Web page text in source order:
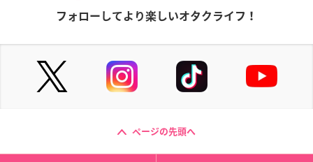
フォローしてより楽しいオタクライフ！
ページの先頭へ